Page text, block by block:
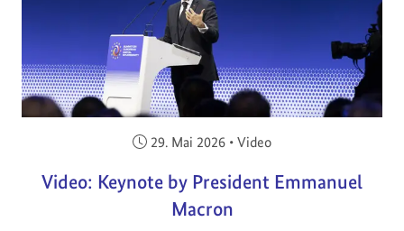
Veröffentlicht am:
29. Mai 2026 • Video
Video: Keynote by President Emmanuel
Macron